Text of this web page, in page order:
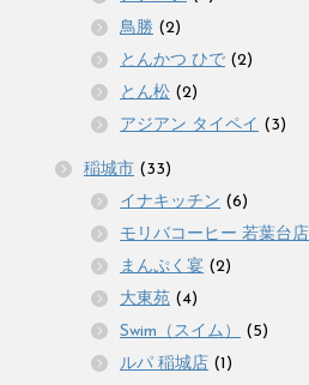
鳥勝 (2)
とんかつ ひで (2)
とん松 (2)
アジアン タイペイ (3)
稲城市 (33)
イナキッチン (6)
モリバコーヒー 若葉台店
まんぷく宴 (2)
大東苑 (4)
Swim（スイム）
(5)
ルパ 稲城店 (1)